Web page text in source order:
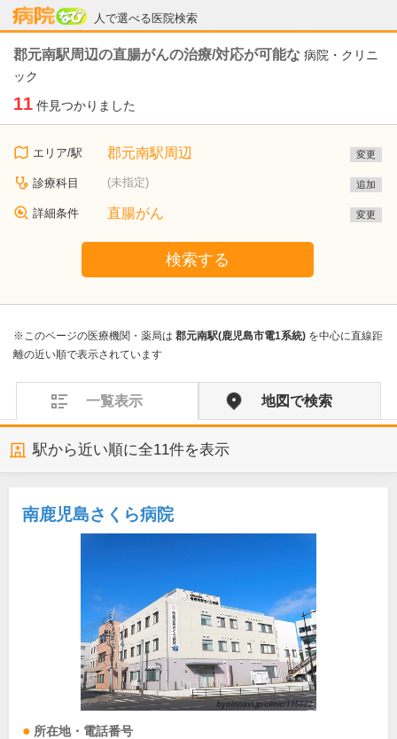
人で選べる医院検索
病院なび
郡元南駅周辺の直腸がんの治療/対応が可能な 病院・クリニ
ック
11 件見つかりました
エリア/駅 郡元南駅周辺 変更
診療科目 (未指定) 追加
詳細条件 直腸がん 変更
検索する
※このページの医療機関・薬局は 郡元南駅(鹿児島市電1系統) を中心に直線距
離の近い順で表示されています
一覧表示 地図で検索
駅から近い順に全11件を表示
南鹿児島さくら病院
所在地・電話番号